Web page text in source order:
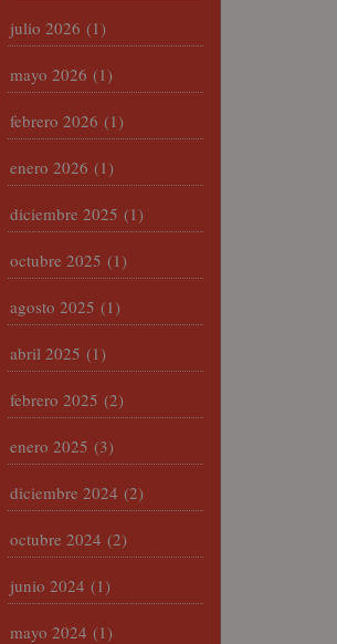
julio 2026 (1)
mayo 2026 (1)
febrero 2026 (1)
enero 2026 (1)
diciembre 2025 (1)
octubre 2025 (1)
agosto 2025 (1)
abril 2025 (1)
febrero 2025 (2)
enero 2025 (3)
diciembre 2024 (2)
octubre 2024 (2)
junio 2024 (1)
mayo 2024 (1)